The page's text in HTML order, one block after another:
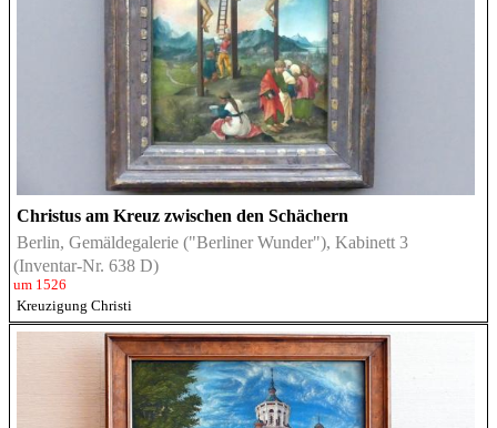
Christus am Kreuz zwischen den Schächern
Berlin, Gemäldegalerie ("Berliner Wunder"), Kabinett 3
(Inventar-Nr. 638 D)
um 1526
Kreuzigung Christi